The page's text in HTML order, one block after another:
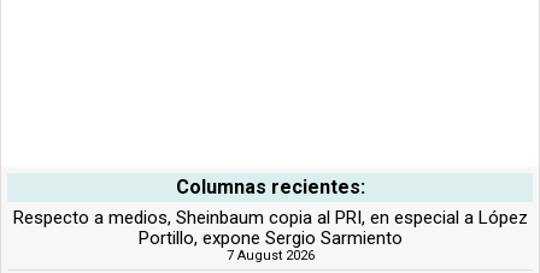
Columnas recientes:
Respecto a medios, Sheinbaum copia al PRI, en especial a López
Portillo, expone Sergio Sarmiento
7 August 2026